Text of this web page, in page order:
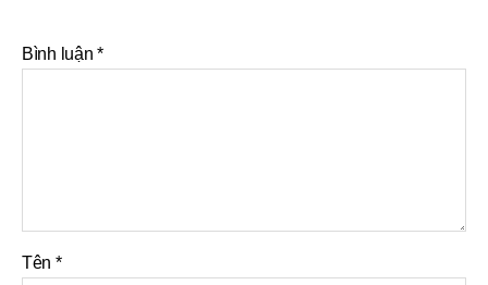
Bình luận*
Tên *